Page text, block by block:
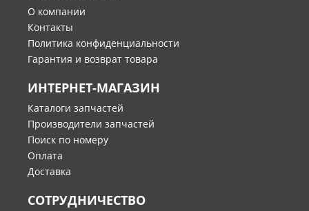
О компании
Контакты
Политика конфиденциальности
Гарантия и возврат товара
ИНТЕРНЕТ-МАГАЗИН
Каталоги запчастей
Производители запчастей
Поиск по номеру
Оплата
Доставка
СОТРУДНИЧЕСТВО